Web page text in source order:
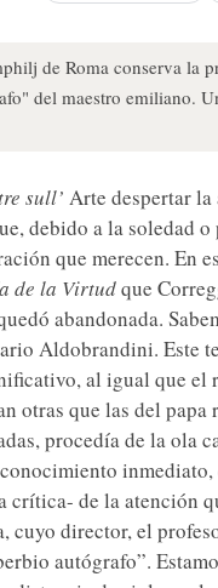
de Roma conserva la
del maestro emiliano.
sull’ Arte despertar la
debido a la soledad
que merecen. En
de la Virtudque
abandonada.
Aldobrandini. Este
al igual que
otras que las del
procedía de la ola
de la atención
cuyo director, el
autógrafo”.